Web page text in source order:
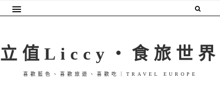
立值Liccy・食旅世界
喜歡藍色、喜歡旅遊、喜歡吃｜TRAVEL EUROPE